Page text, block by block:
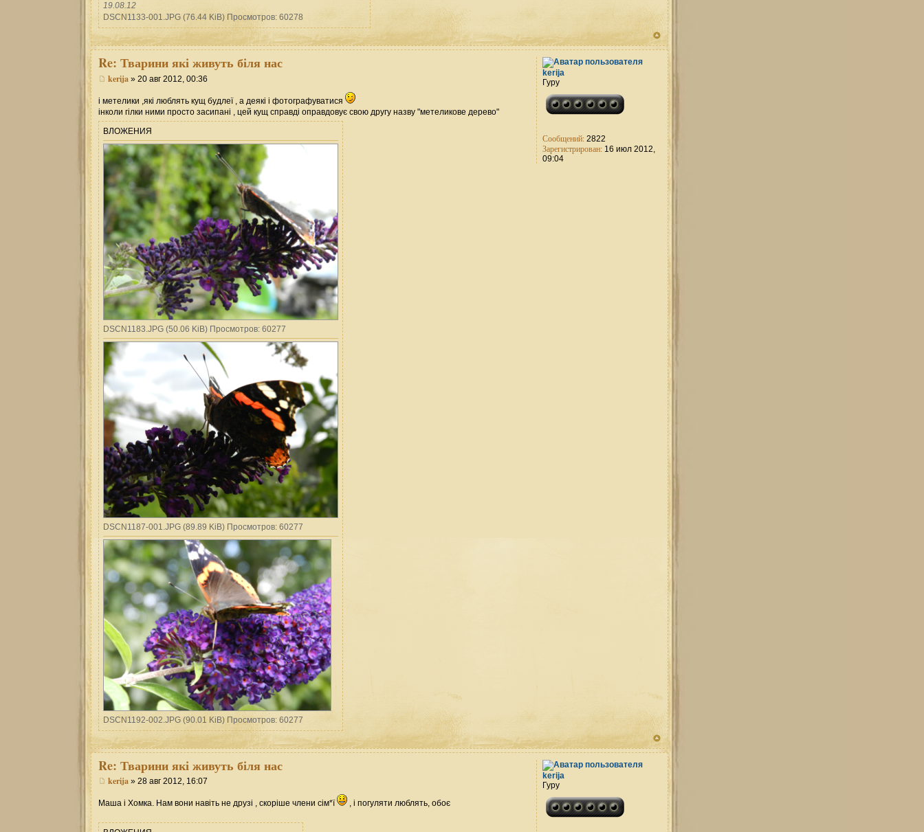
19.08.12
DSCN1133-001.JPG (76.44 KiB) Просмотров: 60278
Re: Тварини які живуть біля нас
kerija » 20 авг 2012, 00:36
і метелики ,які люблять кущ будлеї , а деякі і фотографуватися
інколи гілки ними просто засипані , цей кущ справді оправдовує свою другу назву "метеликове дерево"
ВЛОЖЕНИЯ
DSCN1183.JPG (50.06 KiB) Просмотров: 60277
DSCN1187-001.JPG (89.89 KiB) Просмотров: 60277
DSCN1192-002.JPG (90.01 KiB) Просмотров: 60277
kerija
Гуру
Сообщений: 2822
Зарегистрирован: 16 июл 2012,
09:04
Re: Тварини які живуть біля нас
kerija » 28 авг 2012, 16:07
Маша і Хомка. Нам вони навіть не друзі , скоріше члени сім*ї , і погуляти люблять, обоє
kerija
Гуру